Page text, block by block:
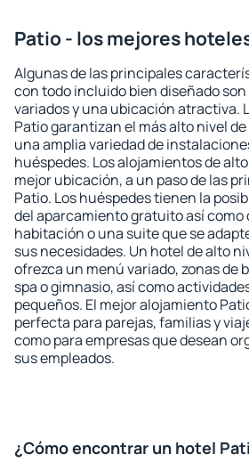
Patio - los mejores
Algunas de las principales
con todo incluido bien diseñado
variados y una ubicación atractiva.
Patio garantizan el más alto nivel
una amplia variedad de
huéspedes. Los alojamientos de
mejor ubicación, a un paso de las
Patio. Los huéspedes tienen la
del aparcamiento gratuito así como
habitación o una suite que se
sus necesidades. Un hotel de alto
ofrezca un menú variado, zonas de
spa o gimnasio, así como
pequeños. El mejor alojamiento
perfecta para parejas, familias y
como para empresas que desean
sus empleados.
¿Cómo encontrar un hotel